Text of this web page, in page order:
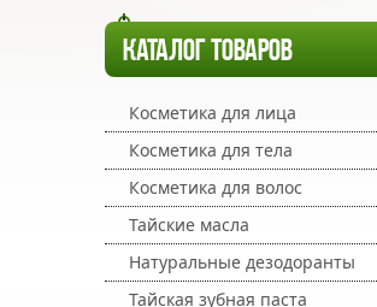
КАТАЛОГ ТОВАРОВ
Косметика для лица
Косметика для тела
Косметика для волос
Тайские масла
Натуральные дезодоранты
Тайская зубная паста